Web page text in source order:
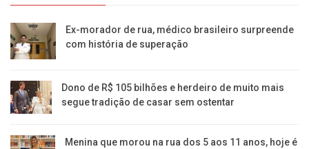
Ex-morador de rua, médico brasileiro surpreende
com história de superação
Dono de R$ 105 bilhões e herdeiro de muito mais
segue tradição de casar sem ostentar
Menina que morou na rua dos 5 aos 11 anos, hoje é